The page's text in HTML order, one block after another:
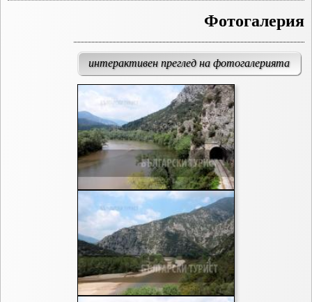
Фотогалерия
интерактивен преглед на фотогалерията